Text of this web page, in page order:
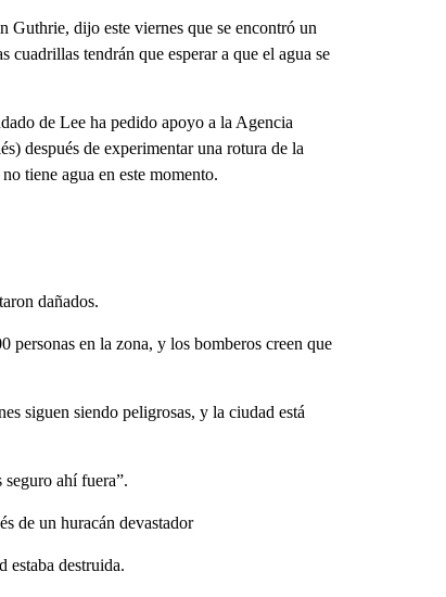
dijo este viernes que se encontró un
cuadrillas tendrán que esperar a que el agua se
de Lee ha pedido apoyo a la Agencia
después de experimentar una rotura de la
tiene agua en este momento.
dañados.
personas en la zona, y los bomberos creen que
siguen siendo peligrosas, y la ciudad está
seguro ahí fuera”.
de un huracán devastador
destruida.